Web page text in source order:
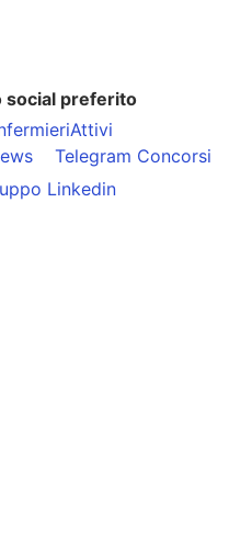
social preferito
Telegram Concorsi
Linkedin